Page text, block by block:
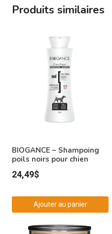
Produits similaires
BIOGANCE – Shampoing
poils noirs pour chien
24,49$
Ajouter au panier